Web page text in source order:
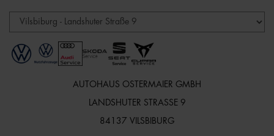
AUTOHAUS OSTERMAIER GMBH
LANDSHUTER STRASSE 9
84137 VILSBIBURG